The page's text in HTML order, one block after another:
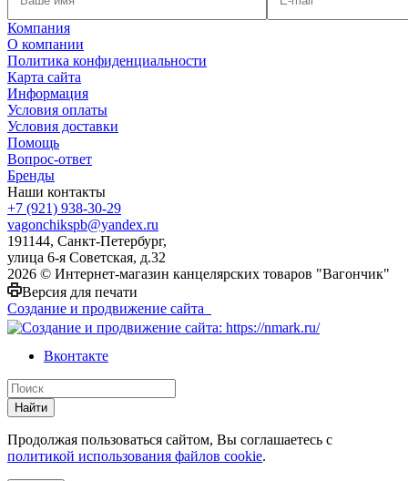
Компания
О компании
Политика конфиденциальности
Карта сайта
Информация
Условия оплаты
Условия доставки
Помощь
Вопрос-ответ
Бренды
Наши контакты
+7 (921) 938-30-29
vagonchikspb@yandex.ru
191144, Санкт-Петербург,
улица 6-я Советская, д.32
2026 © Интернет-магазин канцелярских товаров "Вагончик"
Версия для печати
Создание и продвижение сайта
Вконтакте
Найти
Продолжая пользоваться сайтом, Вы соглашаетесь с
политикой использования файлов cookie.